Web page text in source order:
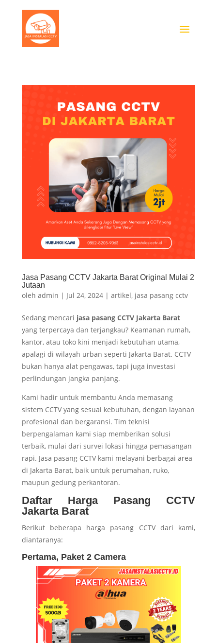
Jasa Pasang CCTV Jakarta Barat Original Mulai 2
Jutaan
oleh admin | Jul 24, 2024| artikel, jasa pasang cctv
Sedang mencari jasa pasang CCTV Jakarta Barat
yang terpercaya dan terjangkau? Keamanan rumah,
kantor, atau toko kini menjadi kebutuhan utama,
apalagi di wilayah urban seperti Jakarta Barat. CCTV
bukan hanya alat pengawas, tapi juga investasi
perlindungan jangka panjang.
Kami hadir untuk membantu Anda memasang
sistem CCTV yang sesuai kebutuhan, dengan layanan
profesional dan bergaransi. Tim teknisi
berpengalaman kami siap memberikan solusi
terbaik, mulai dari survei lokasi hingga pemasangan
rapi. Jasa pasang CCTV kami melayani berbagai area
di Jakarta Barat, baik untuk perumahan, ruko,
maupun gedung perkantoran.
Daftar Harga Pasang CCTV
Jakarta Barat
Berikut beberapa harga pasang CCTV dari kami,
diantaranya:
Pertama, Paket 2 Camera